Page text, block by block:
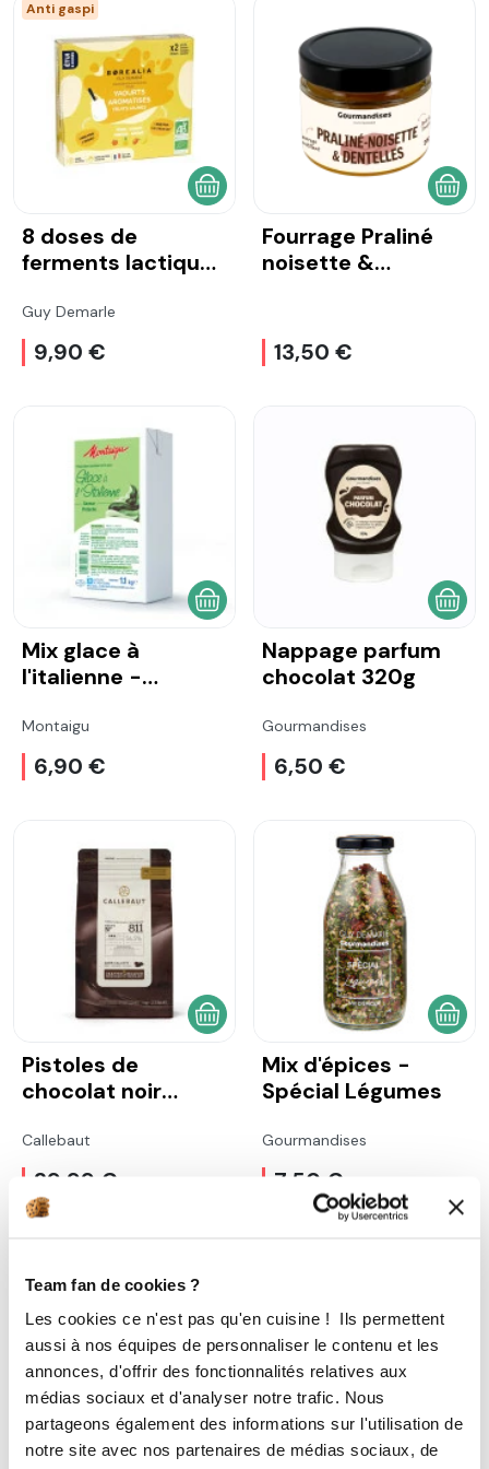
Team fan de cookies ?
Les cookies ce n'est pas qu'en cuisine ! Ils permettent
aussi à nos équipes de personnaliser le contenu et les
annonces, d'offrir des fonctionnalités relatives aux
médias sociaux et d'analyser notre trafic. Nous
partageons également des informations sur l'utilisation de
notre site avec nos partenaires de médias sociaux, de
Anti gaspi
8 doses de
ferments lactiques
aromatisés fruits
jaunes (pêche,
ananas, mangue,
Guy Demarle
9,90 €
AJOUTER AU PANIER
Fourrage Praliné
noisette &
13,50 €
Mix glace à
l'italienne -
Montaigu
6,90 €
AJOUTER AU PANIER
Nappage parfum
chocolat 320g
Gourmandises
6,50 €
Pistoles de
chocolat noir
Callebaut
29,99 €
AJOUTER AU PANIER
Mix d'épices -
Spécial Légumes
Gourmandises
7,50 €
AJOUTER AU PANIER